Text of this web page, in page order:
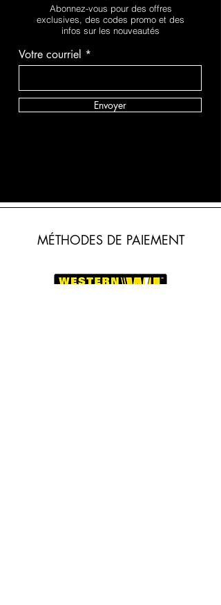
Abonnez-vous pour des offres
exclusives, des codes promo et des
infos sur les nouveautés
Votre courriel
Envoyer
MÉTHODES DE PAIEMENT